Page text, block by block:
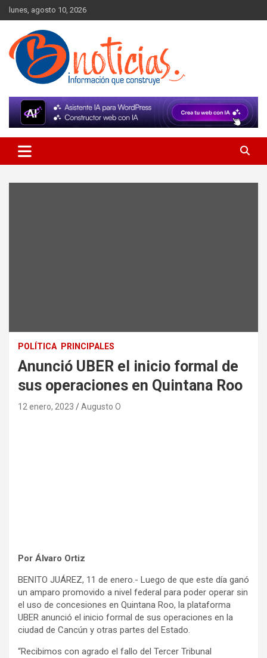
Skip
to
content
lunes, agosto 10, 2026
BNoticias
POLÍTICA PRINCIPALES
Anunció UBER el inicio formal de
sus operaciones en Quintana Roo
12 enero, 2023 Augusto O
Por Álvaro Ortiz
BENITO JUÁREZ, 11 de enero.- Luego de que este día ganó
un amparo promovido a nivel federal para poder operar sin
el uso de concesiones en Quintana Roo, la plataforma
UBER anunció el inicio formal de sus operaciones en la
ciudad de Cancún y otras partes del Estado.
“Recibimos con agrado el fallo del Tercer Tribunal